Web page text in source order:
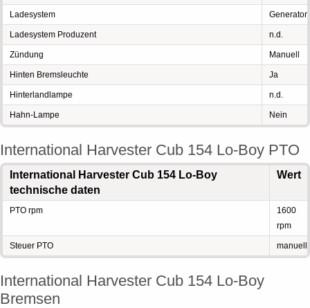
Ladesystem Generator
Ladesystem Produzent n.d.
Zündung Manuell
Hinten Bremsleuchte Ja
Hinterlandlampe n.d.
Hahn-Lampe Nein
International Harvester Cub 154 Lo-Boy PTO
International Harvester Cub 154 Lo-Boy
technische daten
Wert
PTO rpm
1600
rpm
Steuer PTO manuell
International Harvester Cub 154 Lo-Boy
Bremsen